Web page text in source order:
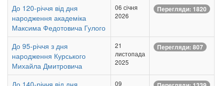
До 120-річчя від дня
народження академіка
Максима Федотовича Гулого
06 січня
2026
Перегляди: 1820
До 95-річчя з дня
народження Курського
Михайла Дмитровича
21
листопада
2025
Перегляди: 807
До 140-річчя від дня
09